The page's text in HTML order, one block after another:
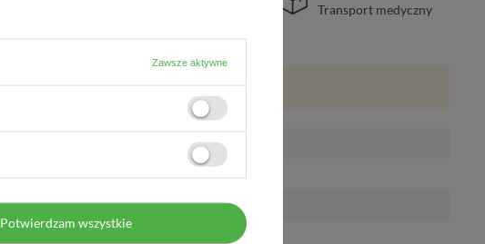
Transport medyczny
Zawsze aktywne
Potwierdzam wszystkie